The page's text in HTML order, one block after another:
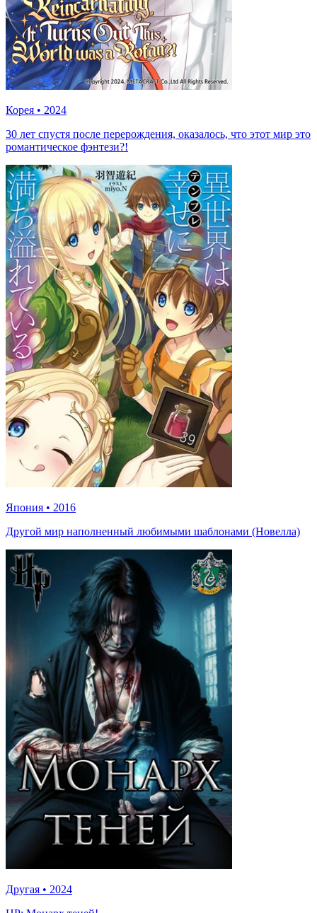
Корея • 2024
30 лет спустя после перерождения, оказалось, что этот мир это
романтическое фэнтези?!
Япония • 2016
Другой мир наполненный любимыми шаблонами (Новелла)
Другая • 2024